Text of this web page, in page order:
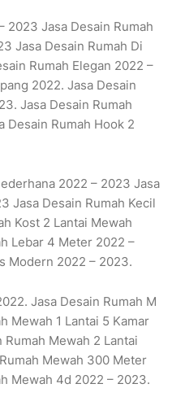
2023 Jasa Desain Rumah
Jasa Desain Rumah Di
Rumah Elegan 2022 –
2022. Jasa Desain
Jasa Desain Rumah
Desain Rumah Hook 2
2022 – 2023 Jasa
Jasa Desain Rumah Kecil
Kost 2 Lantai Mewah
Lebar 4 Meter 2022 –
Modern 2022 – 2023.
Jasa Desain Rumah M
Mewah 1 Lantai 5 Kamar
Mewah 2 Lantai
Mewah 300 Meter
Mewah 4d 2022 – 2023.